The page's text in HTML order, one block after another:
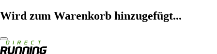
Wird zum Warenkorb hinzugefügt...